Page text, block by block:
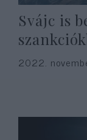
Svájc is
2022.